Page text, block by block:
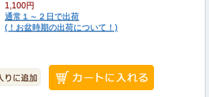
1,100円
通常１～２日で出荷
(！お盆時期の出荷について！)